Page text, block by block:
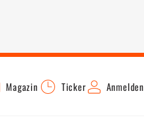
Magazin Ticker Anmelden